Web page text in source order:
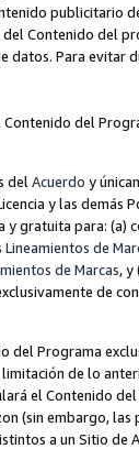
publicitario
Contenido del
datos. Para evitar
Contenido del
del Acuerdo y
y las
y gratuita para: (a)
Lineamientos de
de Marcas, y
de
del Programa
de lo
el Contenido
(sin embargo,
a un Sitio de